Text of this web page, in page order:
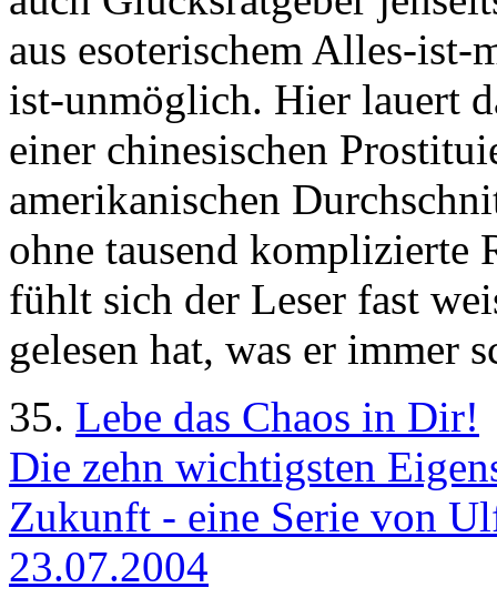
aus esoterischem Alles-
ist-unmöglich. Hier lauert
einer chinesischen
amerikanischen
ohne tausend komplizierte
fühlt sich der Leser fast
gelesen hat, was er immer
35. Lebe das Chaos in Dir!
Die zehn wichtigsten
Zukunft - eine Serie von
23.07.2004